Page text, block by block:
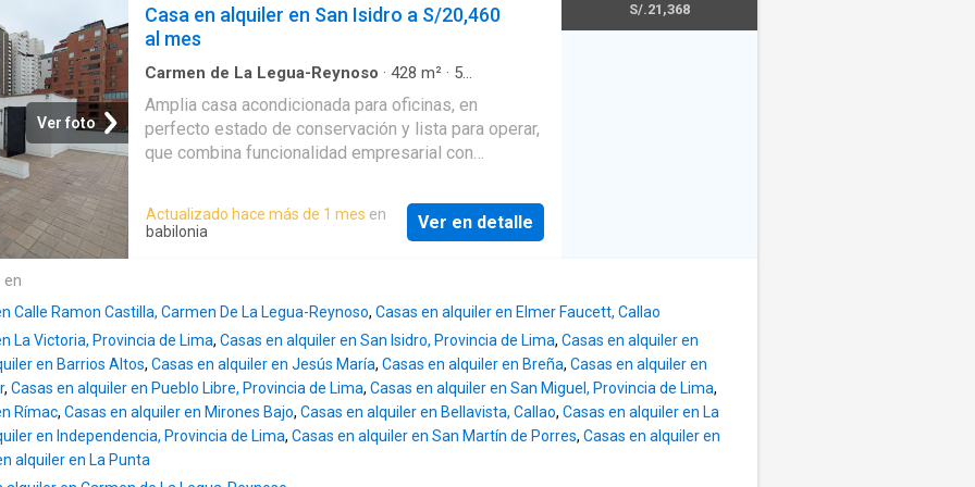
agendar una visita. Pro
con pequeño jardín y recibidor. 2 estacionamientos
internos, esta área también puede ser utilizada
como almacén, según prefieran. Baños (2 de damas
y 2 de caballeros) perfectamente implementados en
la parte de agua, desagüe y eléctrica. Ambientes
amplios, iluminados, frescos con instalaciones
eléctricas en muy buen estado, para oficinas. 1 jardín
ambiente comedor con servicios básicos de agua y
desagüe. 1 almacén a manera de pérgola en el
servicio y
Ver foto
Casa en alquiler en San Isidro a S/20,460
al mes
Carmen de La Legua-Reynoso · 428 m² · 5
Espacio para oficina
Terraza ·Jardín·Aire acondicionado·Cocina equipada
Vigilante
Amplia casa acondicionada para oficinas, en
perfecto estado de conservación y lista para operar,
que combina funcionalidad empresarial con
cuadra de Vivanda Los Libertadores, en una zona
estratégica, segura y de fácil acceso, ideal para
cuenta con un hermoso jardín posterior y terraza,
perfectos para reuniones internas, eventos
corporativos o momentos de integración del equipo ́:
Aire acondicionado en todos los ambientes
Corriente trifásica Sistema contra incendios, luces
de emergencia y extintores Ambientes amoblados
Modernas luminarias y cortinas roller Jardín
Actualizado hace más de 1 mes en
babilonia
Ver en detalle
S/.21,368
en
Calle Ramon Castilla, Carmen De La Legua-Reynoso, Casas en alquiler en Elmer Faucett, Callao
La Victoria, Provincia de Lima, Casas en alquiler en San Isidro, Provincia de Lima, Casas en alquiler en
en Barrios Altos, Casas en alquiler en Jesús María, Casas en alquiler en Breña, Casas en alquiler en
, Casas en alquiler en Pueblo Libre, Provincia de Lima, Casas en alquiler en San Miguel, Provincia de Lima,
Rímac, Casas en alquiler en Mirones Bajo, Casas en alquiler en Bellavista, Callao, Casas en alquiler en La
en Independencia, Provincia de Lima, Casas en alquiler en San Martín de Porres, Casas en alquiler en
alquiler en La Punta